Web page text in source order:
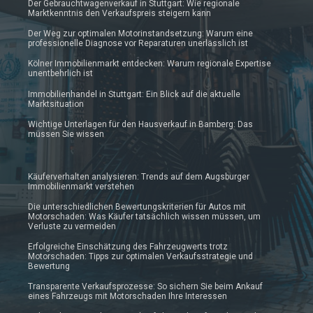
Der Gebrauchtwagenverkauf in Stuttgart: Wie regionale
Marktkenntnis den Verkaufspreis steigern kann
Der Weg zur optimalen Motorinstandsetzung: Warum eine
professionelle Diagnose vor Reparaturen unerlässlich ist
Kölner Immobilienmarkt entdecken: Warum regionale Expertise
unentbehrlich ist
Immobilienhandel in Stuttgart: Ein Blick auf die aktuelle
Marktsituation
Wichtige Unterlagen für den Hausverkauf in Bamberg: Das
müssen Sie wissen
Käuferverhalten analysieren: Trends auf dem Augsburger
Immobilienmarkt verstehen
Die unterschiedlichen Bewertungskriterien für Autos mit
Motorschaden: Was Käufer tatsächlich wissen müssen, um
Verluste zu vermeiden
Erfolgreiche Einschätzung des Fahrzeugwerts trotz
Motorschaden: Tipps zur optimalen Verkaufsstrategie und
Bewertung
Transparente Verkaufsprozesse: So sichern Sie beim Ankauf
eines Fahrzeugs mit Motorschaden Ihre Interessen